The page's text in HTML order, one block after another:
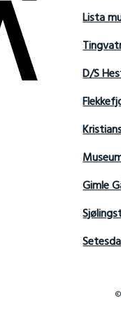
Lista
D/S
Gimle